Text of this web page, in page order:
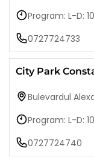
Program: L-D:
0727724733
City Park
Bulevardul
Program: L-D:
0727724740